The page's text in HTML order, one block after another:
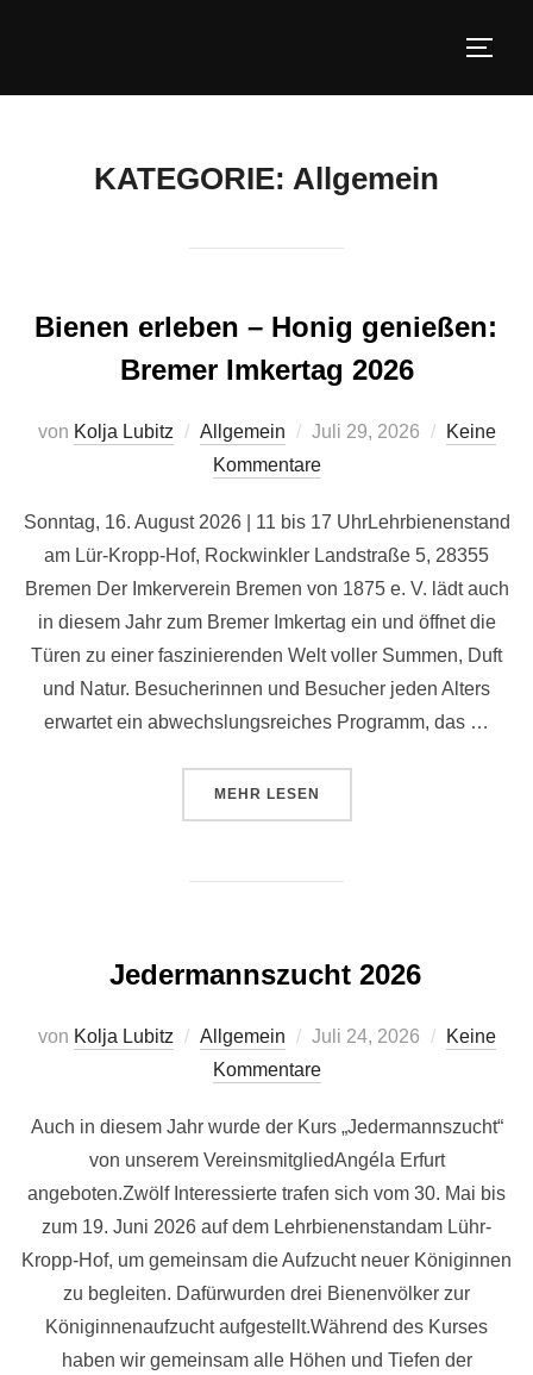
KATEGORIE: Allgemein
Bienen erleben – Honig genießen:
Bremer Imkertag 2026
von Kolja Lubitz Allgemein
Veröffentlicht
am
Juli 29, 2026
Keine
Kommentare
Sonntag, 16. August 2026 | 11 bis 17 UhrLehrbienenstand
am Lür-Kropp-Hof, Rockwinkler Landstraße 5, 28355
Bremen Der Imkerverein Bremen von 1875 e. V. lädt auch
in diesem Jahr zum Bremer Imkertag ein und öffnet die
Türen zu einer faszinierenden Welt voller Summen, Duft
und Natur. Besucherinnen und Besucher jeden Alters
erwartet ein abwechslungsreiches Programm, das …
MEHR ÜBER „BIENEN ERLEBEN –
LESEN
Jedermannszucht 2026
von Kolja Lubitz Allgemein
Veröffentlicht
am
Juli 24, 2026
Keine
Kommentare
Auch in diesem Jahr wurde der Kurs „Jedermannszucht“
von unserem VereinsmitgliedAngéla Erfurt
angeboten.Zwölf Interessierte trafen sich vom 30. Mai bis
zum 19. Juni 2026 auf dem Lehrbienenstandam Lühr-
Kropp-Hof, um gemeinsam die Aufzucht neuer Königinnen
zu begleiten. Dafürwurden drei Bienenvölker zur
Königinnenaufzucht aufgestellt.Während des Kurses
haben wir gemeinsam alle Höhen und Tiefen der